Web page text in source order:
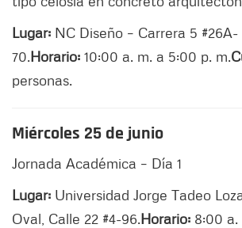
Lugar: NC Diseño – Carrera 5 #26A-
70.Horario: 10:00 a. m. a 5:00 p. m.
personas.
Miércoles 25 de junio
Jornada Académica – Día 1
Lugar: Universidad Jorge Tadeo
Oval, Calle 22 #4-96.Horario: 8:00 a.